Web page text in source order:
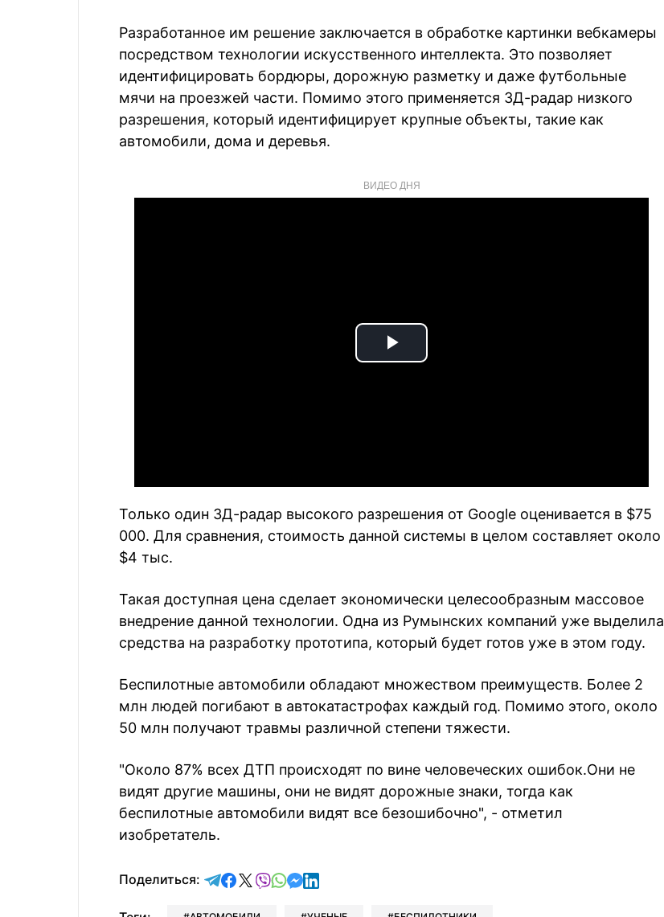
Разработанное им решение заключается в обработке картинки вебкамеры
посредством технологии искусственного интеллекта. Это позволяет
идентифицировать бордюры, дорожную разметку и даже футбольные
мячи на проезжей части. Помимо этого применяется 3Д-радар низкого
разрешения, который идентифицирует крупные объекты, такие как
автомобили, дома и деревья.
ВИДЕО ДНЯ
Play
Только один 3Д-радар высокого разрешения от Google оценивается в $75
000. Для сравнения, стоимость данной системы в целом составляет около
$4 тыс.
Такая доступная цена сделает экономически целесообразным массовое
внедрение данной технологии. Одна из Румынских компаний уже выделила
средства на разработку прототипа, который будет готов уже в этом году.
Беспилотные автомобили обладают множеством преимуществ. Более 2
млн людей погибают в автокатастрофах каждый год. Помимо этого, около
50 млн получают травмы различной степени тяжести.
"Около 87% всех ДТП происходят по вине человеческих ошибок.Они не
видят другие машины, они не видят дорожные знаки, тогда как
беспилотные автомобили видят все безошибочно", - отметил
изобретатель.
Поделиться: отправить в Telegram
поделиться в Facebook
поделиться в X
отправить в Viber
отправить в Whatsapp
отправить в Messenger
отправить в LinkedIn